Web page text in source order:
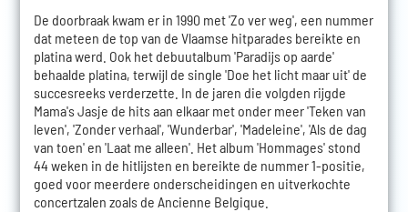
De doorbraak kwam er in 1990 met 'Zo ver weg', een nummer
dat meteen de top van de Vlaamse hitparades bereikte en
platina werd. Ook het debuutalbum 'Paradijs op aarde'
behaalde platina, terwijl de single 'Doe het licht maar uit' de
succesreeks verderzette. In de jaren die volgden rijgde
Mama's Jasje de hits aan elkaar met onder meer 'Teken van
leven', 'Zonder verhaal', 'Wunderbar', 'Madeleine', 'Als de dag
van toen' en 'Laat me alleen'. Het album 'Hommages' stond
44 weken in de hitlijsten en bereikte de nummer 1-positie,
goed voor meerdere onderscheidingen en uitverkochte
concertzalen zoals de Ancienne Belgique.